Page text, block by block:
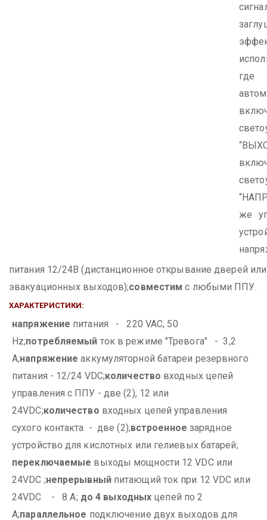
же
питания 12/24В (дистанционное открывание дверей
эвакуационных выходов);совместим с любыми ППУ.
ХАРАКТЕРИСТИКИ:
напряжение питания - 220 VAC, 50
Hz;потребляемый ток в режиме "Тревога" - 3,2
A;напряжение аккумуляторной батареи резервного
питания - 12/24 VDC;количество входных цепей
управления с ППУ - две (2), 12 или
24VDC;количество входных цепей управления
сухого контакта - две (2);встроенное зарядное
устройство для кислотных или гелиевых батарей;
переключаемые выходы мощности 12 VDC или
24VDC ;непрерывныйпитающий ток при 12 VDC или
24VDC - 8 А; до 4 выходных цепей по 2
А;параллельное подключение двух выходов для